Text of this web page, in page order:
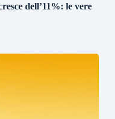
dell’11%: le vere